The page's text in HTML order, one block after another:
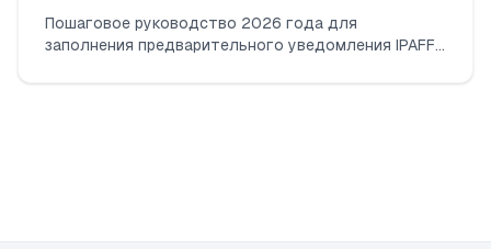
Пошаговое руководство 2026 года для
заполнения предварительного уведомления IPAFFS